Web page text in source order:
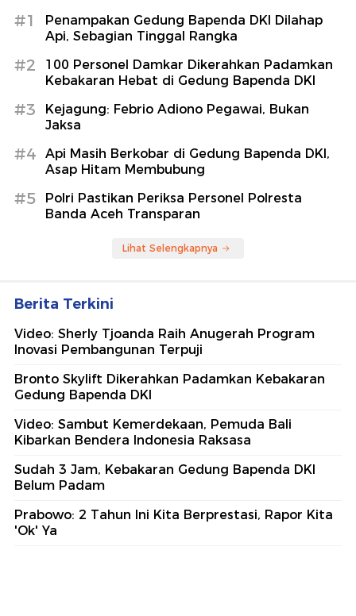
#1
Penampakan Gedung Bapenda DKI Dilahap
Api, Sebagian Tinggal Rangka
#2
100 Personel Damkar Dikerahkan Padamkan
Kebakaran Hebat di Gedung Bapenda DKI
#3
Kejagung: Febrio Adiono Pegawai, Bukan
Jaksa
#4
Api Masih Berkobar di Gedung Bapenda DKI,
Asap Hitam Membubung
#5
Polri Pastikan Periksa Personel Polresta
Banda Aceh Transparan
Lihat Selengkapnya
Berita Terkini
Video: Sherly Tjoanda Raih Anugerah Program
Inovasi Pembangunan Terpuji
Bronto Skylift Dikerahkan Padamkan Kebakaran
Gedung Bapenda DKI
Video: Sambut Kemerdekaan, Pemuda Bali
Kibarkan Bendera Indonesia Raksasa
Sudah 3 Jam, Kebakaran Gedung Bapenda DKI
Belum Padam
Prabowo: 2 Tahun Ini Kita Berprestasi, Rapor Kita
'Ok' Ya